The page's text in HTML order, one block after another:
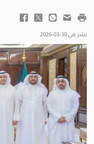
نشر في 30-03-2026